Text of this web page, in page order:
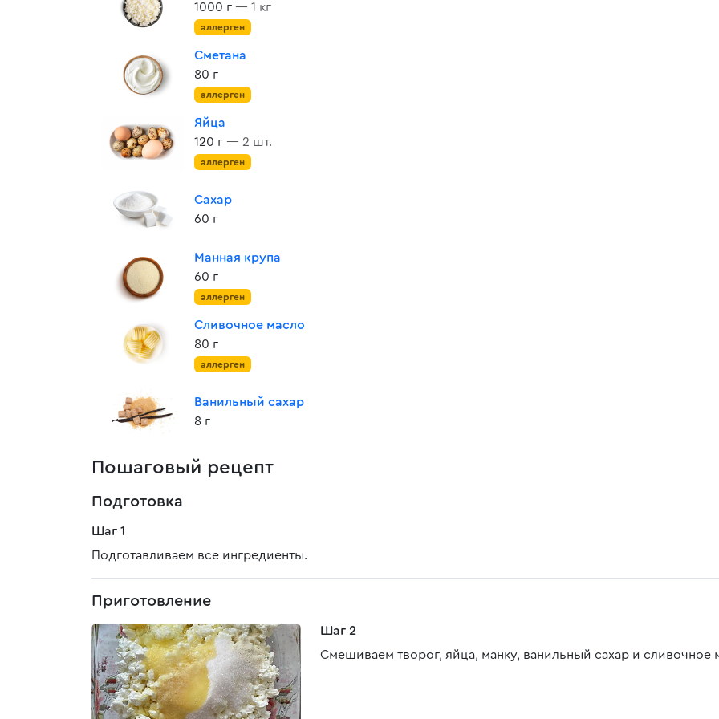
1000 г — 1 кг
аллерген
Сметана
80 г
аллерген
Яйца
120 г — 2 шт.
аллерген
Сахар
60 г
Манная крупа
60 г
аллерген
Сливочное масло
80 г
аллерген
Ванильный сахар
8 г
Пошаговый рецепт
Подготовка
Шаг 1
Подготавливаем все ингредиенты.
Приготовление
Шаг 2
Смешиваем творог, яйца, манку, ванильный сахар и сливочное